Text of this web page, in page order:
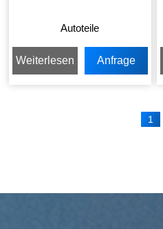
Autoteile
Weiterlesen Anfrage
senden
1